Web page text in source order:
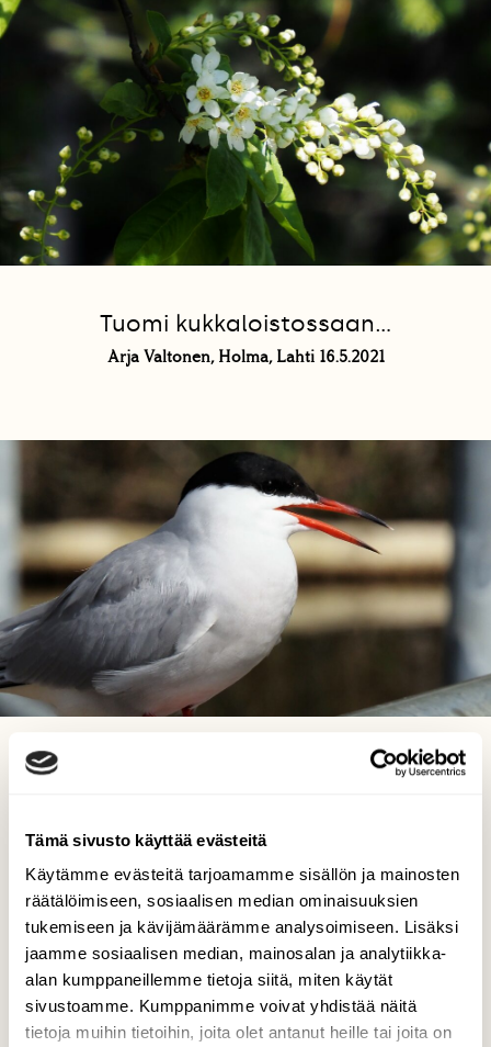
Tämä sivusto käyttää evästeitä
Käytämme evästeitä tarjoamamme sisällön ja mainosten
räätälöimiseen, sosiaalisen median ominaisuuksien
tukemiseen ja kävijämäärämme analysoimiseen. Lisäksi
jaamme sosiaalisen median, mainosalan ja analytiikka-
alan kumppaneillemme tietoja siitä, miten käytät
sivustoamme. Kumppanimme voivat yhdistää näitä
tietoja muihin tietoihin, joita olet antanut heille tai joita on
Tuomi kukkaloistossaan...
Arja Valtonen, Holma, Lahti 16.5.2021